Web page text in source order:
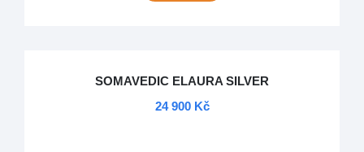
SOMAVEDIC ELAURA SILVER
24 900 Kč